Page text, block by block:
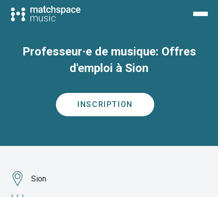
Professeur·e de musique: Offres
d'emploi à Sion
INSCRIPTION
Sion